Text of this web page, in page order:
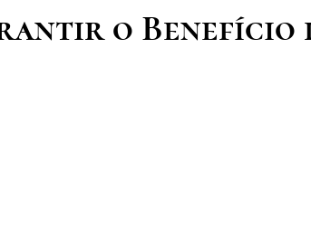
o Benefício
5 estrelas.